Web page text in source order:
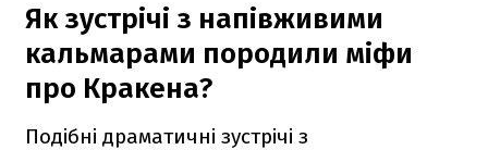
Як зустрічі з напівживими
кальмарами породили міфи
про Кракена?
Подібні драматичні зустрічі з